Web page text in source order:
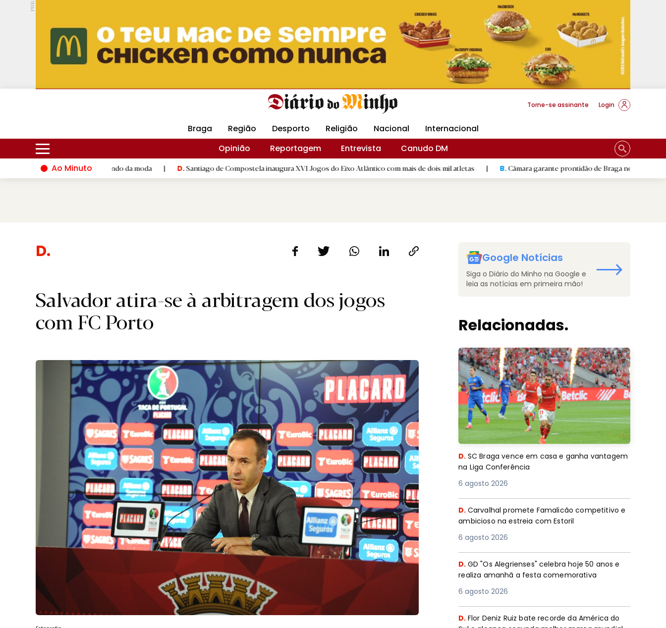
PUB.
Hoje 17ºC 30ºC DMtv Revista Minha Gráfica DM Livraria DM Arquidiocese Braga
Torne-se assinante Login
Braga Região Desporto Religião Nacional
Internacional
Opinião
Reportagem Entrevista
Canudo DM
Ao Minuto
à inovação do mundo da moda | D.Santiago de Compostela inaugura XVI Jogos do Eixo Atlântico com mais de dois mil atletas | B.Câmara garante prontidão de Braga no resgate animal
Despor
Salvador atira-se à arbitragem dos jogos
com FC Porto
Google Notícias
Siga o Diário do Minho na Google e
leia as notícias em primeira mão!
Relacionadas.
D. SC Braga vence em casa e ganha vantagem
na Liga Conferência
6 agosto 2026
D. Carvalhal promete Famalicão competitivo e
ambicioso na estreia com Estoril
6 agosto 2026
D. GD "Os Alegrienses" celebra hoje 50 anos e
realiza amanhã a festa comemorativa
6 agosto 2026
D. Flor Deniz Ruiz bate recorde da América do